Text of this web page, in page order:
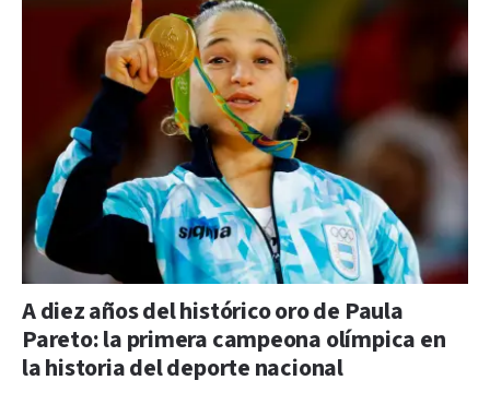
A diez años del histórico oro de Paula
Pareto: la primera campeona olímpica en
la historia del deporte nacional